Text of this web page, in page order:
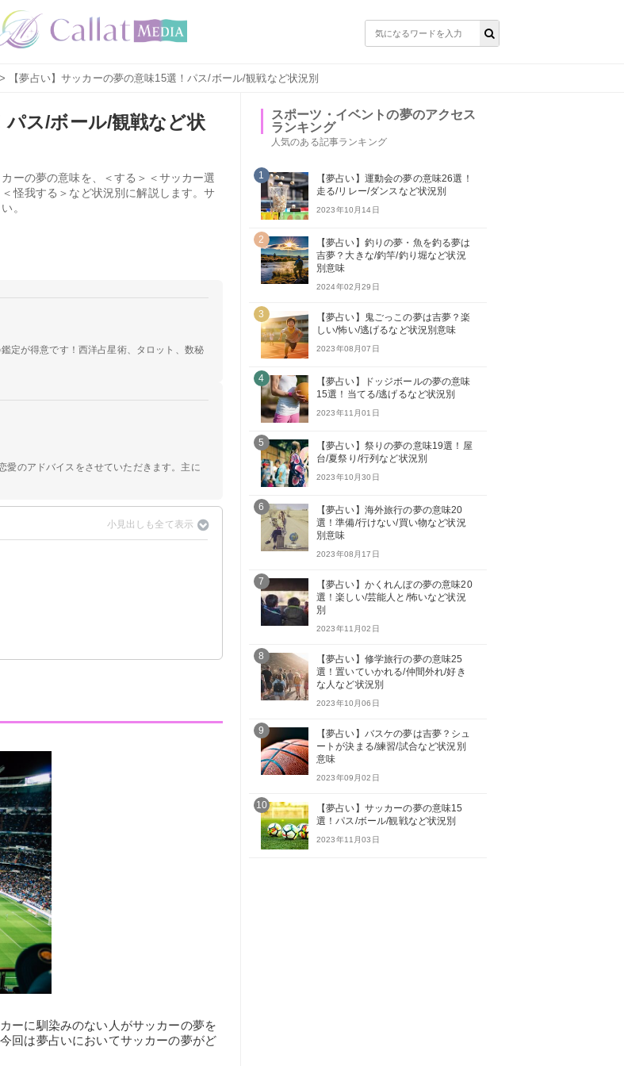
【夢占い】サッカーの夢の意味15選！パス/ボール/観戦など状況別
パス/ボール/観戦など状
ーの夢の意味を、＜する＞＜サッカー選
怪我する＞など状況別に解説します。サ
。
定が得意です！西洋占星術、タロット、数秘
愛のアドバイスをさせていただきます。主に
ーに馴染みのない人がサッカーの夢を
回は夢占いにおいてサッカーの夢がど
スポーツ・イベントの夢のアクセス
ランキング
人気のある記事ランキング
1
【夢占い】運動会の夢の意味26選！
走る/リレー/ダンスなど状況別
2023年10月14日
2
【夢占い】釣りの夢・魚を釣る夢は
吉夢？大きな/釣竿/釣り堀など状況
別意味
2024年02月29日
3
【夢占い】鬼ごっこの夢は吉夢？楽
しい/怖い/逃げるなど状況別意味
2023年08月07日
4
【夢占い】ドッジボールの夢の意味
15選！当てる/逃げるなど状況別
2023年11月01日
5
【夢占い】祭りの夢の意味19選！屋
台/夏祭り/行列など状況別
2023年10月30日
6
【夢占い】海外旅行の夢の意味20
選！準備/行けない/買い物など状況
別意味
2023年08月17日
7
【夢占い】かくれんぼの夢の意味20
選！楽しい/芸能人と/怖いなど状況
別
2023年11月02日
8
【夢占い】修学旅行の夢の意味25
選！置いていかれる/仲間外れ/好き
な人など状況別
2023年10月06日
9
【夢占い】バスケの夢は吉夢？シュ
ートが決まる/練習/試合など状況別
意味
2023年09月02日
10
【夢占い】サッカーの夢の意味15
選！パス/ボール/観戦など状況別
2023年11月03日